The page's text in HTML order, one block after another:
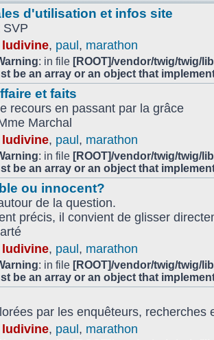
d'utilisation et infos site
SVP
ludivine, paul , marathon
: in file [ROOT]/vendor/twig/twig/
be an array or an object that
et faits
recours en passant par la grâce
Marchal
ludivine, paul , marathon
: in file [ROOT]/vendor/twig/twig/
be an array or an object that
ou innocent?
de la question.
précis, il convient de glisser
ludivine, paul , marathon
: in file [ROOT]/vendor/twig/twig/
be an array or an object that
par les enquêteurs, recherches
ludivine, paul , marathon